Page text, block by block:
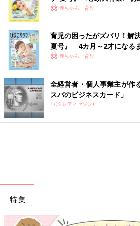
く！ おっぱい・ミルクの基
赤ちゃん・育児
育児の困ったがズバリ！解
夏号』 4カ月～2才になる
いっぱい！
赤ちゃん・育児
全経営者・個人事業主が作
スパのビジネスカード」
PR(クレディセゾン)
特集
【ワクチン接種でき